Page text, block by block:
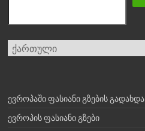
Choose
a
ევროპაში ფასიანი გზების გადახდა
ევროპის ფასიანი გზები